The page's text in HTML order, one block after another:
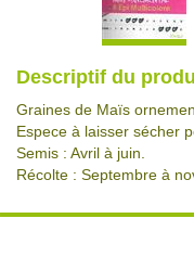
Descriptif du
Graines de Maïs
Espece à laisser sécher
Semis : Avril à juin.
Récolte : Septembre à